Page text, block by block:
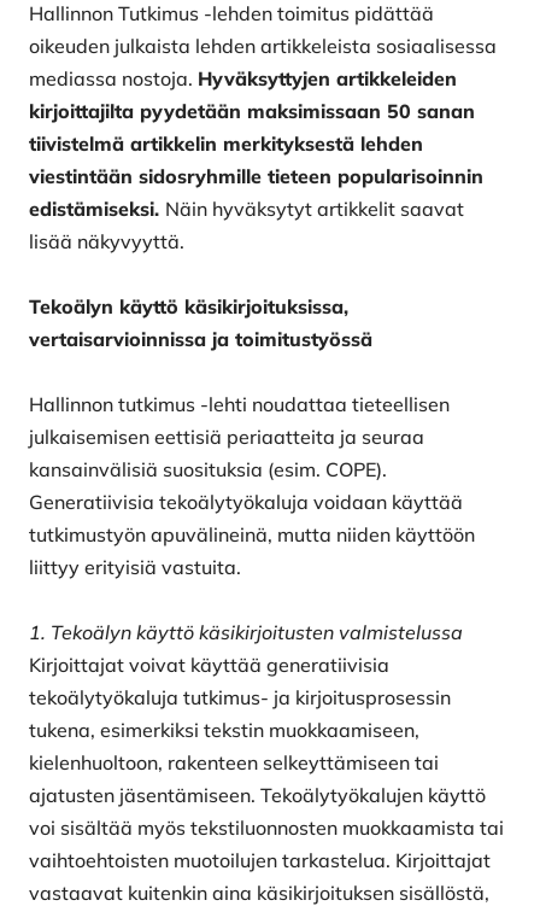
Hallinnon Tutkimus -lehden toimitus pidättää
oikeuden julkaista lehden artikkeleista sosiaalisessa
mediassa nostoja. Hyväksyttyjen artikkeleiden
kirjoittajilta pyydetään maksimissaan 50 sanan
tiivistelmä artikkelin merkityksestä lehden
viestintään sidosryhmille tieteen popularisoinnin
edistämiseksi. Näin hyväksytyt artikkelit saavat
lisää näkyvyyttä.
Tekoälyn käyttö käsikirjoituksissa,
vertaisarvioinnissa ja toimitustyössä
Hallinnon tutkimus -lehti noudattaa tieteellisen
julkaisemisen eettisiä periaatteita ja seuraa
kansainvälisiä suosituksia (esim. COPE).
Generatiivisia tekoälytyökaluja voidaan käyttää
tutkimustyön apuvälineinä, mutta niiden käyttöön
liittyy erityisiä vastuita.
1. Tekoälyn käyttö käsikirjoitusten valmistelussa
Kirjoittajat voivat käyttää generatiivisia
tekoälytyökaluja tutkimus- ja kirjoitusprosessin
tukena, esimerkiksi tekstin muokkaamiseen,
kielenhuoltoon, rakenteen selkeyttämiseen tai
ajatusten jäsentämiseen. Tekoälytyökalujen käyttö
voi sisältää myös tekstiluonnosten muokkaamista tai
vaihtoehtoisten muotoilujen tarkastelua. Kirjoittajat
vastaavat kuitenkin aina käsikirjoituksen sisällöstä,